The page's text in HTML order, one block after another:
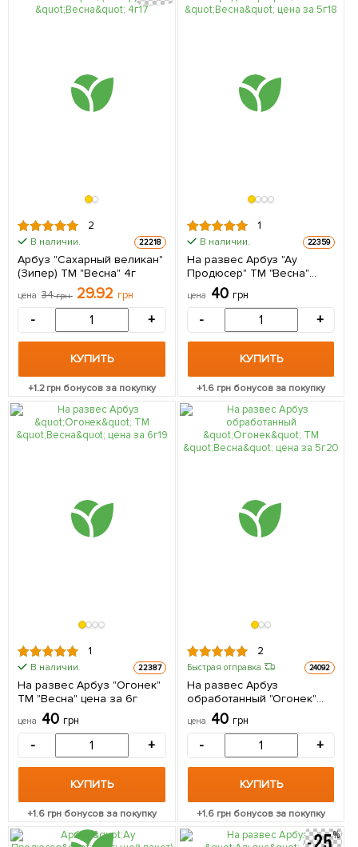
2
В наличии. 22218
Арбуз "Сахарный великан"
(Зипер) ТМ "Весна" 4г
цена 34грн 29.92 грн
- +
КУПИТЬ
+1.2грн бонусов за покупку
1
В наличии. 22359
На развес Арбуз "Ау
Продюсер" ТМ "Весна"
цена за 5г
цена 40 грн
- +
КУПИТЬ
+1.6грн бонусов за покупку
1
В наличии. 22387
На развес Арбуз "Огонек"
ТМ "Весна" цена за 6г
цена 40 грн
- +
КУПИТЬ
+1.6 грн бонусов за покупку
2
Быстрая отправка 24092
На развес Арбуз
обработанный "Огонек"
ТМ "Весна" цена за 5г
цена 40 грн
- +
КУПИТЬ
+1.6грн бонусов за покупку